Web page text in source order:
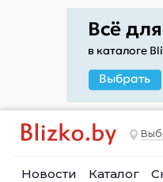
Новости Каталог